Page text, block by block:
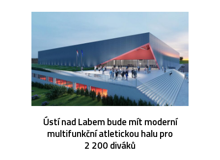
Ústí nad Labem bude mít moderní
multifunkční atletickou halu pro
2 200 diváků